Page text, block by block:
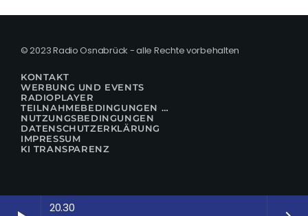
20.30
© 2023 Radio Osnabrück - alle Rechte vorbehalten
KONTAKT
WERBUNG UND EVENTS
RADIOPLAYER
TEILNAHMEBEDINGUNGEN FÜR GEWINNSPIELE
NUTZUNGSBEDINGUNGEN
DATENSCHUTZERKLÄRUNG
IMPRESSUM
KI TRANSPARENZ